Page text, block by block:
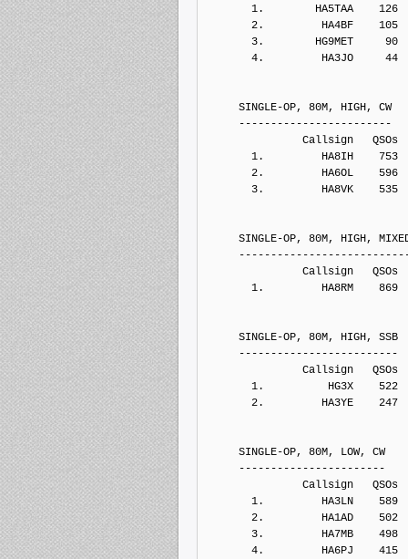
1.        HA5TAA    126
2.         HA4BF    105
3.        HG9MET     90
4.         HA3JO     44
SINGLE-OP, 80M, HIGH, CW
------------------------
Callsign   QSOs  Points
1.         HA8IH    753
2.         HA6OL    596
3.         HA8VK    535
SINGLE-OP, 80M, HIGH,
Callsign   QSOs  Points
1.         HA8RM    869
SINGLE-OP, 80M, HIGH, SSB
-------------------------
Callsign   QSOs  Points
1.          HG3X    522
2.         HA3YE    247
SINGLE-OP, 80M, LOW, CW
-----------------------
Callsign   QSOs  Points
1.         HA3LN    589
2.         HA1AD    502
3.         HA7MB    498
4.         HA6PJ    415